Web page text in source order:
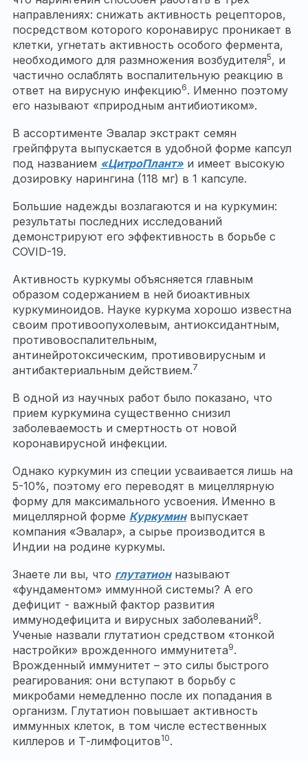
направлениях: снижать активность рецепторов,
посредством которого коронавирус проникает в
клетки, угнетать активность особого фермента,
необходимого для размножения возбудителя5, и
частично ослаблять воспалительную реакцию в
ответ на вирусную инфекцию6. Именно поэтому
его называют «природным антибиотиком».
В ассортименте Эвалар экстракт семян
грейпфрута выпускается в удобной форме капсул
под названием «ЦитроПлант» и имеет высокую
дозировку нарингина (118 мг) в 1 капсуле.
Большие надежды возлагаются и на куркумин:
результаты последних исследований
демонстрируют его эффективность в борьбе с
COVID-19.
Активность куркумы объясняется главным
образом содержанием в ней биоактивных
куркуминоидов. Науке куркума хорошо известна
своим противоопухолевым, антиоксидантным,
противовоспалительным,
антинейротоксическим, противовирусным и
антибактериальным действием.7
В одной из научных работ было показано, что
прием куркумина существенно снизил
заболеваемость и смертность от новой
коронавирусной инфекции.
Однако куркумин из специи усваивается лишь на
5-10%, поэтому его переводят в мицеллярную
форму для максимального усвоения. Именно в
мицеллярной форме Куркуминвыпускает
компания «Эвалар», а сырье производится в
Индии на родине куркумы.
Знаете ли вы, что глутатионназывают
«фундаментом» иммунной системы? А его
дефицит - важный фактор развития
иммунодефицита и вирусных заболеваний8.
Ученые назвали глутатион средством «тонкой
настройки» врожденного иммунитета9.
Врожденный иммунитет – это силы быстрого
реагирования: они вступают в борьбу с
микробами немедленно после их попадания в
организм. Глутатион повышает активность
иммунных клеток, в том числе естественных
киллеров и Т-лимфоцитов10.